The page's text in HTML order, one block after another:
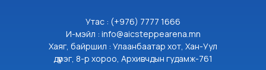
Утас : (+976) 7777 1666
И-мэйл : info@aicsteppearena.mn
Хаяг, байршил : Улаанбаатар хот, Хан-Уул
дүүрэг, 8-р хороо, Архивчдын гудамж-761